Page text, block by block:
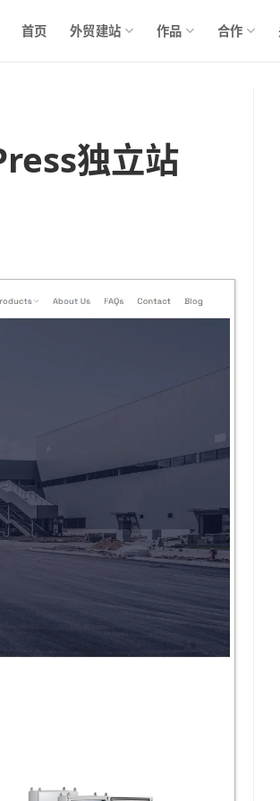
首页 外贸建站 作品 合作
独立站